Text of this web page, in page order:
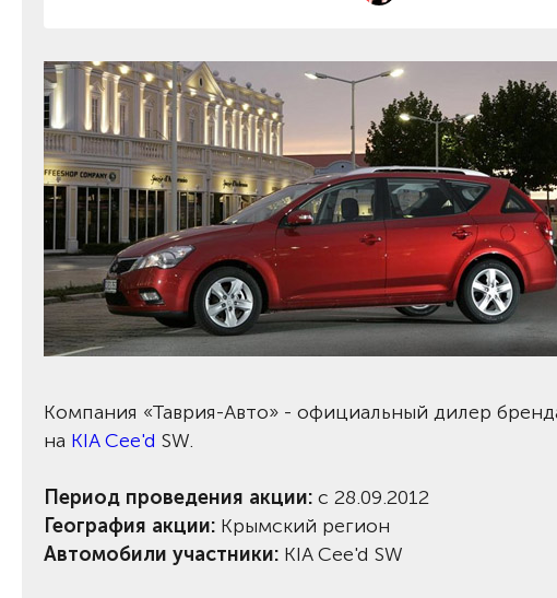
Компания «Таврия-Авто» - официальный дилер
на KIA Cee'd SW.
Период проведения акции: с 28.09.2012
География акции: Крымский регион
Автомобили участники: KIA Cee'd SW